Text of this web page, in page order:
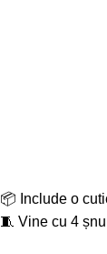
📦 Include o
🧵 Vine cu 4